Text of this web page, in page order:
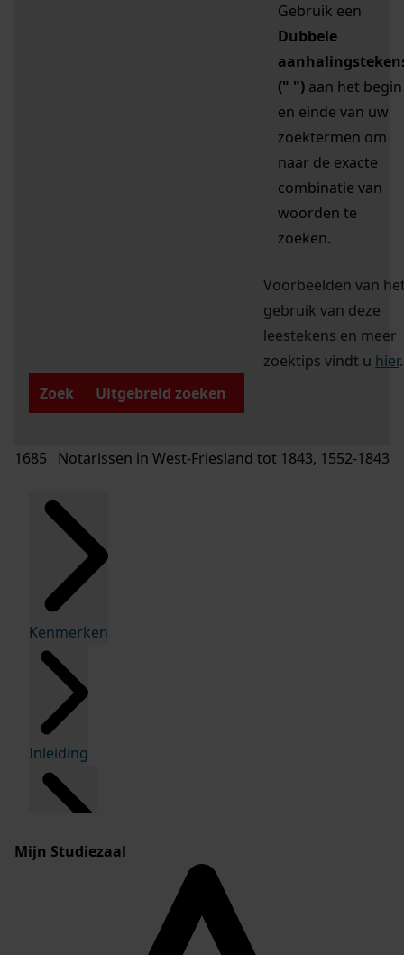
Gebruik een
Dubbele
(" ") aan het begin
en einde van uw
zoektermen om
naar de exacte
combinatie van
woorden te
zoeken.
Voorbeelden van
gebruik van deze
leestekens en meer
zoektips vindt u hier.
Zoek
Uitgebreid zoeken
1685 Notarissen in West-Friesland tot 1843, 1552-1843
Kenmerken
Inleiding
Mijn Studiezaal